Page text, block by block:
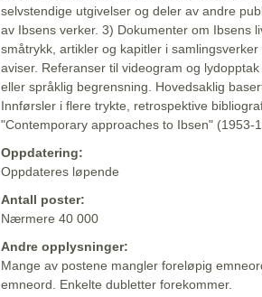
selvstendige utgivelser og deler av andre
av Ibsens verker. 3) Dokumenter om Ibsens
småtrykk, artikler og kapitler i
aviser. Referanser til videogram og
eller språklig begrensning. Hovedsaklig
Innførsler i flere trykte, retrospektive
"Contemporary approaches to Ibsen" (1953-
Oppdatering:
Oppdateres løpende
Antall poster:
Nærmere 40 000
Andre opplysninger:
Mange av postene mangler foreløpig
emneord. Enkelte dubletter forekommer.